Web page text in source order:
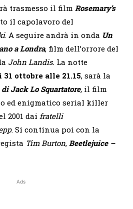
trasmesso il film Rosemary’s
il capolavoro del
. A seguire andrà in onda Un
a Londra, film dell’orrore del
John Landis. La notte
ottobre alle 21.15, sarà la
Jack Lo Squartatore, il film
ed enigmatico serial killer
2001 dai fratelli
. Si continua poi con la
Tim Burton, Beetlejuice –
Ads